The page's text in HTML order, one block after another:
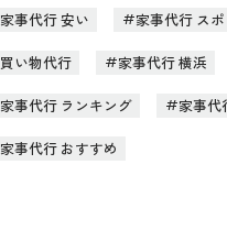
家事代行 安い 家事代行 スポ
買い物代行 家事代行 横浜
家事代行 ランキング 家事代
家事代行 おすすめ